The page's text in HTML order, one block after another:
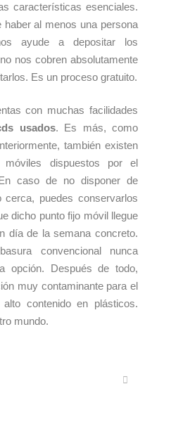
características esenciales.
haber al menos una persona
ayude a depositar los
nos cobren absolutamente
Es un proceso gratuito.
con muchas facilidades
usados. Es más, como
también existen
móviles dispuestos por el
caso de no disponer de
cerca, puedes conservarlos
dicho punto fijo móvil llegue
día de la semana concreto.
convencional nunca
opción. Después de todo,
muy contaminante para el
contenido en plásticos.
mundo.